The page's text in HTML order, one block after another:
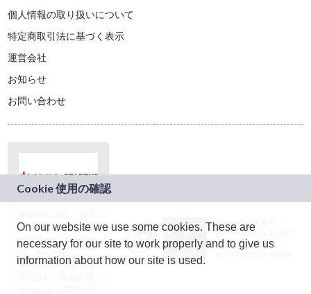
個人情報の取り扱いについて
特定商取引法に基づく表示
運営会社
お知らせ
お問い合わせ
ドコモグループの新
規事業創出プログラ
ム「docomo
STARTUP」を通じて
JASRAC許諾番号：
9024936001Y45037
JASRAC許諾番号：
On our website we use some cookies. These are
necessary for our site to work properly and to give us
information about how our site is used.